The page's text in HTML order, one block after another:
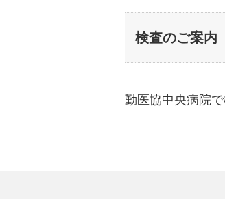
検査のご案内
勤医協中央病院